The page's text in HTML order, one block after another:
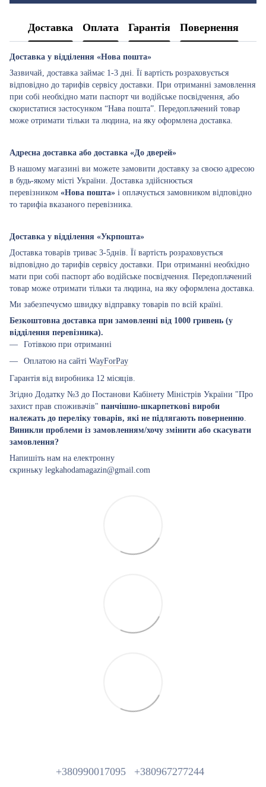
Доставка Оплата Гарантія Повернення
Доставка у відділення «Нова пошта»
Зазвичай, доставка займає 1-3 дні. Її вартість розраховується
відповідно до тарифів сервісу доставки. При отриманні замовлення
при собі необхідно мати паспорт чи водійське посвідчення, або
скористатися застосунком “Нава пошта”. Передоплачений товар
може отримати тільки та людина, на яку оформлена доставка.
Адресна доставка або доставка «До дверей»
В нашому магазині ви можете замовити доставку за своєю адресою
в будь-якому місті України. Доставка здійснюється
перевізником «Нова пошта» і оплачується замовником відповідно
то тарифіа вказаного перевізника.
Доставка у відділення «Укрпошта»
Доставка товарів триває 3-5днів. Її вартість розраховується
відповідно до тарифів сервісу доставки. При отриманні необхідно
мати при собі паспорт або водійське посвідчення. Передоплачений
товар може отримати тільки та людина, на яку оформлена доставка.
Ми забезпечуємо швидку відправку товарів по всій країні.
Безкоштовна доставка при замовленні від 1000 гривень (у
відділення перевізника).
Готівкою при отриманні
Оплатою на сайті WayForPay
Гарантія від виробника 12 місяців.
Згідно Додатку №3 до Постанови Кабінету Міністрів України "Про
захист прав споживачів" панчішно-шкарпеткові вироби
належать до переліку товарів, які не підлягають поверненню
Виникли проблеми із замовленням/хочу змінити або скасувати
замовлення?
Напишіть нам на електронну
скриньку legkahodamagazin@gmail.com
+380990017095 +380967277244